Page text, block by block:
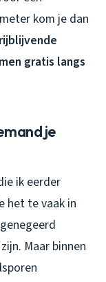
kom je dan
gratis langs
je
ik eerder
het te vaak in
Maar binnen